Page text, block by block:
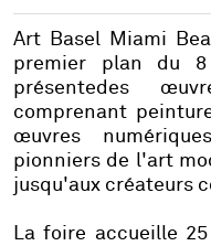
Art Basel Miami
premier plan du
présentedes
comprenant
œuvres
pionniers de l'art
jusqu'aux créateurs
La foire accueille